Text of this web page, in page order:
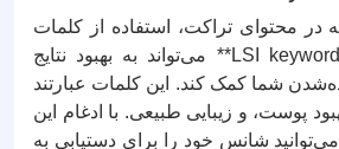
در محتوای تراکت، استفاده از کلمات
کلیدی مرتبط و **LSI keywords** می‌تواند به بهبود نتایج
شما کمک کند. این کلمات عبارتند
پوست، و زیبایی طبیعی. با ادغام این
شانس خود را برای دستیابی به